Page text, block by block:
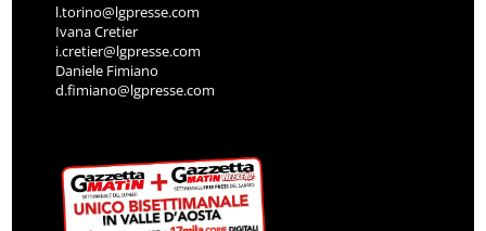
l.torino@lgpresse.com
Ivana Cretier
i.cretier@lgpresse.com
Daniele Fimiano
d.fimiano@lgpresse.com